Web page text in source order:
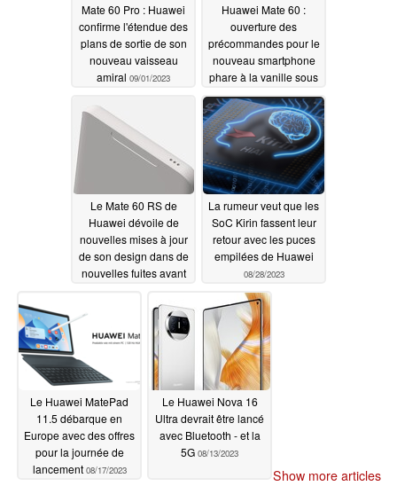
Mate 60 Pro : Huawei
confirme l'étendue des
plans de sortie de son
nouveau vaisseau
amiral 09/01/2023
Huawei Mate 60 :
ouverture des
précommandes pour le
nouveau smartphone
phare à la vanille sous
HarmonyOS 4.0
08/30/2023
Le Mate 60 RS de
Huawei dévoile de
nouvelles mises à jour
de son design dans de
nouvelles fuites avant
08/29/2023
La rumeur veut que les
SoC Kirin fassent leur
retour avec les puces
empilées de Huawei
08/28/2023
Le Huawei MatePad
11.5 débarque en
Europe avec des offres
pour la journée de
lancement 08/17/2023
Le Huawei Nova 16
Ultra devrait être lancé
avec Bluetooth - et la
5G 08/13/2023
Show more articles